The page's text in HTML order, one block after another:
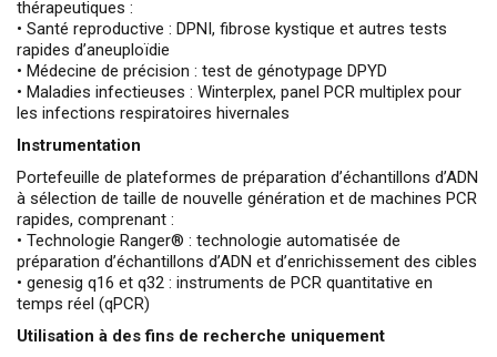
thérapeutiques :
• Santé reproductive : DPNI, fibrose kystique et autres tests
rapides d’aneuploïdie
• Médecine de précision : test de génotypage DPYD
• Maladies infectieuses : Winterplex, panel PCR multiplex pour
les infections respiratoires hivernales
Instrumentation
Portefeuille de plateformes de préparation d’échantillons d’ADN
à sélection de taille de nouvelle génération et de machines PCR
rapides, comprenant :
• Technologie Ranger® : technologie automatisée de
préparation d’échantillons d’ADN et d’enrichissement des cibles
• genesig q16 et q32 : instruments de PCR quantitative en
temps réel (qPCR)
Utilisation à desfins de recherche uniquement